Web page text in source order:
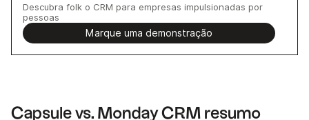
Descubra folk o CRM para empresas impulsionadas por
pessoas
Marque uma demonstração
Capsule vs. Monday CRM resumo